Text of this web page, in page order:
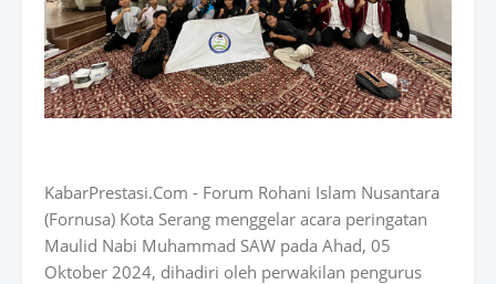
KabarPrestasi.Com - Forum Rohani Islam Nusantara
(Fornusa) Kota Serang menggelar acara peringatan
Maulid Nabi Muhammad SAW pada Ahad, 05
Oktober 2024, dihadiri oleh perwakilan pengurus